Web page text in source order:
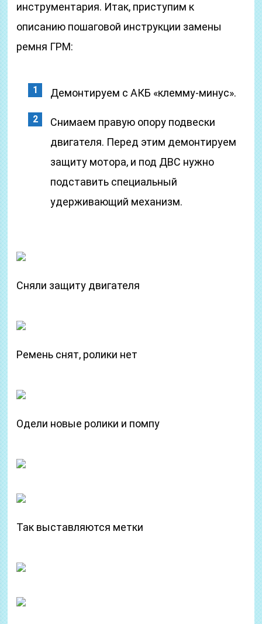
инструментария. Итак, приступим к
описанию пошаговой инструкции замены
ремня ГРМ:
Демонтируем с АКБ «клемму-минус».
Снимаем правую опору подвески
двигателя. Перед этим демонтируем
защиту мотора, и под ДВС нужно
подставить специальный
удерживающий механизм.
Сняли защиту двигателя
Ремень снят, ролики нет
Одели новые ролики и помпу
Так выставляются метки